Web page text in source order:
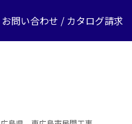
お問い合わせ / カタログ請求